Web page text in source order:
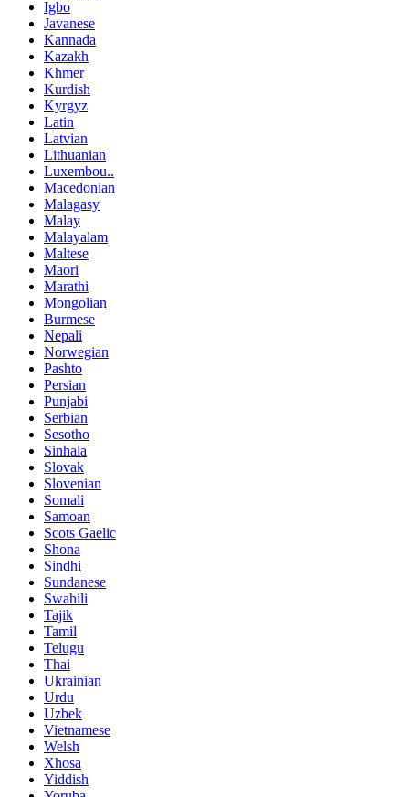
Igbo
Javanese
Kannada
Kazakh
Khmer
Kurdish
Kyrgyz
Latin
Latvian
Lithuanian
Luxembou..
Macedonian
Malagasy
Malay
Malayalam
Maltese
Maori
Marathi
Mongolian
Burmese
Nepali
Norwegian
Pashto
Persian
Punjabi
Serbian
Sesotho
Sinhala
Slovak
Slovenian
Somali
Samoan
Scots Gaelic
Shona
Sindhi
Sundanese
Swahili
Tajik
Tamil
Telugu
Thai
Ukrainian
Urdu
Uzbek
Vietnamese
Welsh
Xhosa
Yiddish